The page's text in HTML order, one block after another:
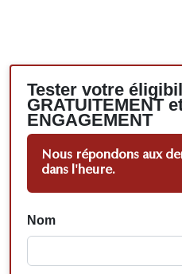
Tester votre
GRATUITEMENT
ENGAGEMENT
Nous répondons aux
dans l'heure.
Nom